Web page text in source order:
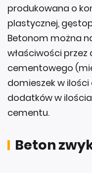
produkowana o
plastycznej,
Betonom można
właściwości
cementowego
domieszek w ilości
dodatków w
cementu.
Beton